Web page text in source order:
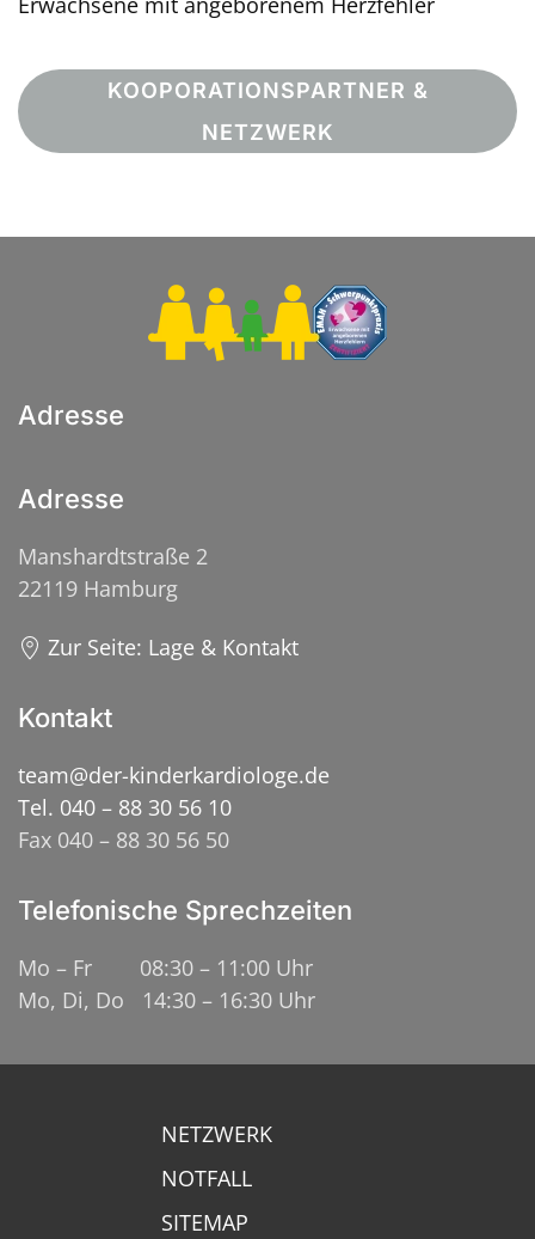
KOOPORATIONSPARTNER &
NETZWERK
Adresse
Adresse
Manshardtstraße 2
22119 Hamburg
Zur Seite: Lage & Kontakt
Kontakt
team@der-kinderkardiologe.de
Tel. 040 – 88 30 56 10
Fax 040 – 88 30 56 50
Telefonische Sprechzeiten
Mo – Fr 08:30 – 11:00 Uhr
Mo, Di, Do 14:30 – 16:30 Uhr
NETZWERK
NOTFALL
SITEMAP